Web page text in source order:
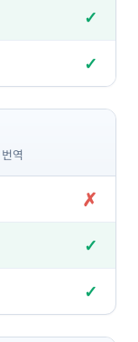
✓
✓
역
✗
✓
✓